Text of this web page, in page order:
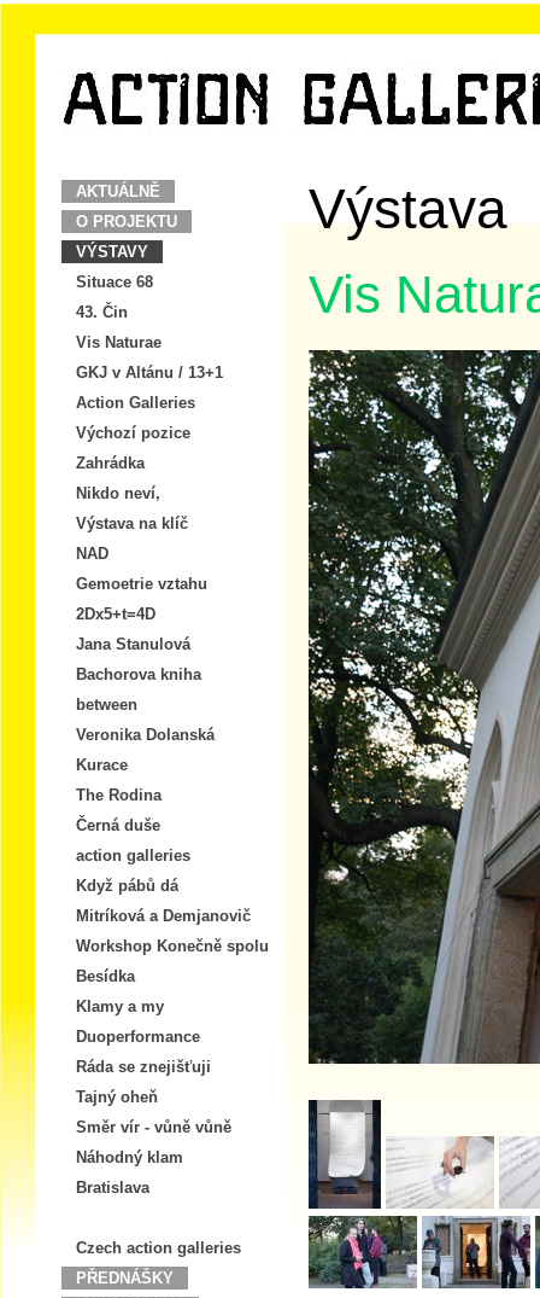
AKTUÁLNĚ
O PROJEKTU
VÝSTAVY
Situace 68
43. Čin
Vis Naturae
GKJ v Altánu / 13+1
Action Galleries
Výchozí pozice
Zahrádka
Nikdo neví,
Výstava na klíč
NAD
Gemoetrie vztahu
2Dx5+t=4D
Jana Stanulová
Bachorova kniha
between
Veronika Dolanská
Kurace
The Rodina
Černá duše
action galleries
Když pábů dá
Mitríková a Demjanovič
Workshop Konečně spolu
Besídka
Klamy a my
Duoperformance
Ráda se znejišťuji
Tajný oheň
Směr vír - vůně vůně
Náhodný klam
Bratislava
Czech action galleries
PŘEDNÁŠKY
Výstava
Vis